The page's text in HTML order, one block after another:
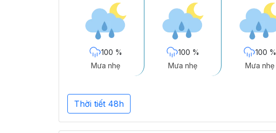
100 %
Mưa nhẹ
100 %
Mưa nhẹ
100 %
Mưa nhẹ
Thời tiết 48h